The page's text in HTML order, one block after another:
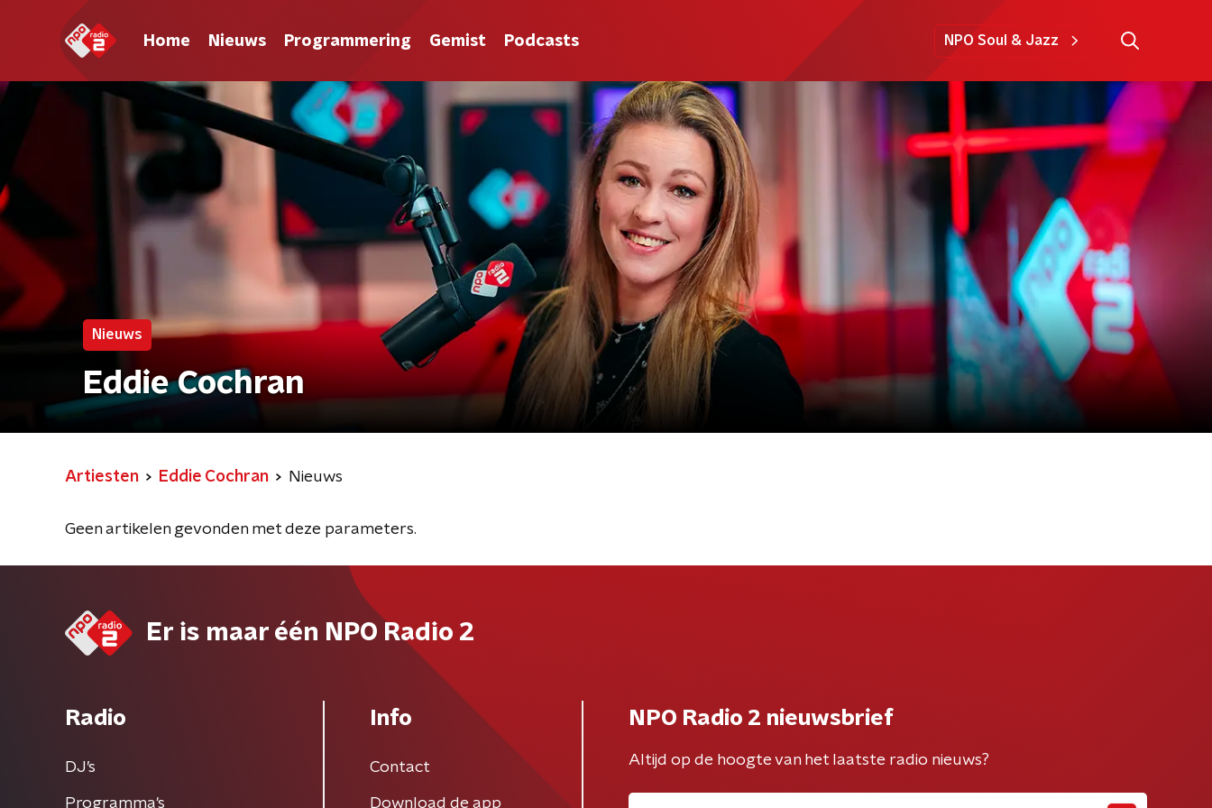
Home Nieuws Programmering Gemist Podcasts NPO Soul & Jazz
Nieuws
Eddie Cochran
Artiesten Eddie Cochran Nieuws
Geen artikelen gevonden met deze parameters.
Er is maar één NPO Radio 2
Radio
DJ’s
Programma's
Info
Contact
Download de app
NPO Radio 2 nieuwsbrief
Altijd op de hoogte van het laatste radio nieuws?